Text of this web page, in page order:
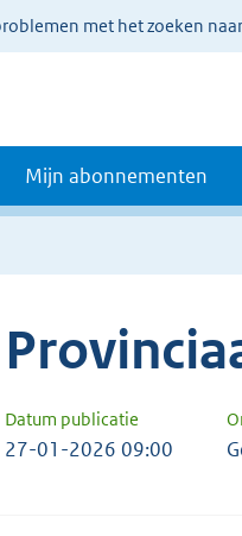
met het zoeken
Mijn abonnementen
Datum publicatie
27-01-2026 09:00